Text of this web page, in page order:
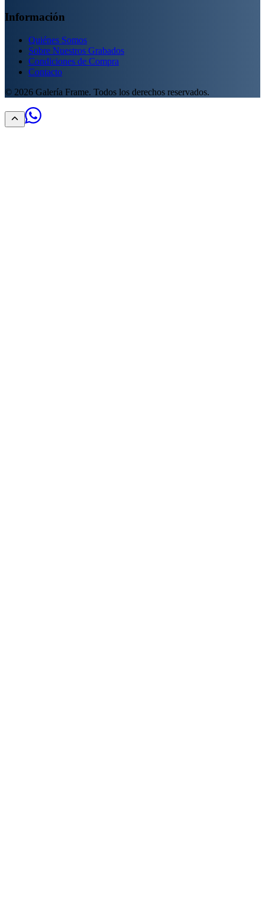
Información
Quiénes Somos
Sobre Nuestros Grabados
Condiciones de Compra
Contacto
© 2026 Galería Frame. Todos los derechos reservados.